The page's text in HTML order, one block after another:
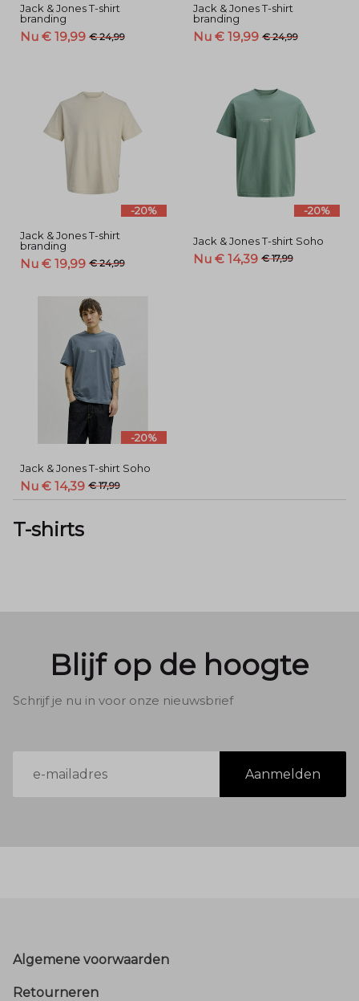
Jack & Jones T-shirt
branding
Nu € 19,99 € 24,99
Jack & Jones T-shirt
branding
Nu € 19,99 € 24,99
-20%
Jack & Jones T-shirt
branding
Nu € 19,99 € 24,99
-20%
Jack & Jones T-shirt Soho
Nu € 14,39 € 17,99
-20%
Jack & Jones T-shirt Soho
Nu € 14,39 € 17,99
T-shirts
Blijf op de hoogte
Schrijf je nu in voor onze nieuwsbrief
mailadres
Aanmelden
Footer
Algemene voorwaarden
Retourneren